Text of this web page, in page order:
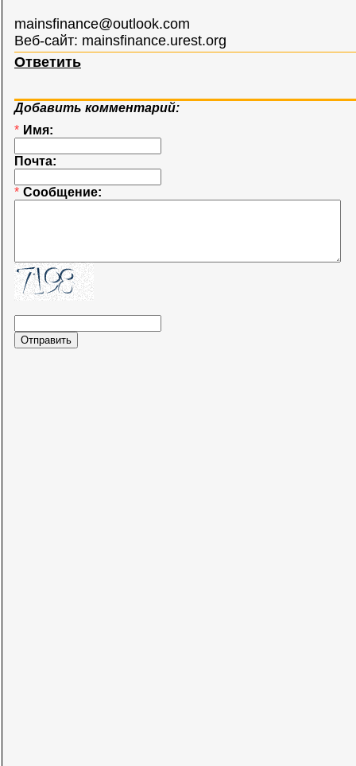
mainsfinance@outlook.com
Веб-сайт: mainsfinance.urest.org
Ответить
Добавить комментарий:
* Имя:
Почта:
* Сообщение: